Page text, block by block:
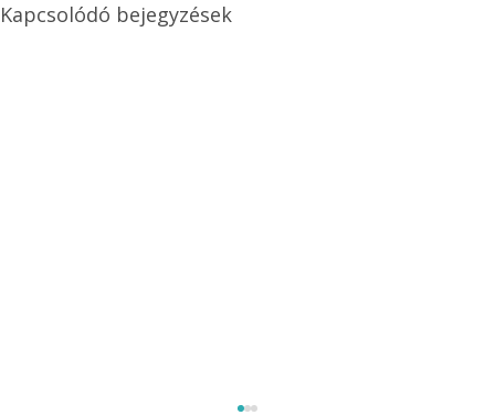
Kapcsolódó bejegyzések